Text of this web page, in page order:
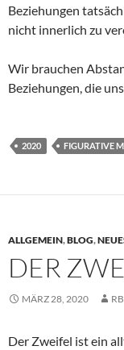
Beziehungen
nicht innerlich zu
Wir brauchen
Beziehungen, die
2020 FIGURATIVE
ALLGEMEIN,BLOG,
DER
MÄRZ 28, 2020
Der Zweifel ist ein